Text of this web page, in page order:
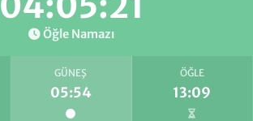
Öğle Namazı
GÜNEŞ
05:54
ÖĞLE
13:09